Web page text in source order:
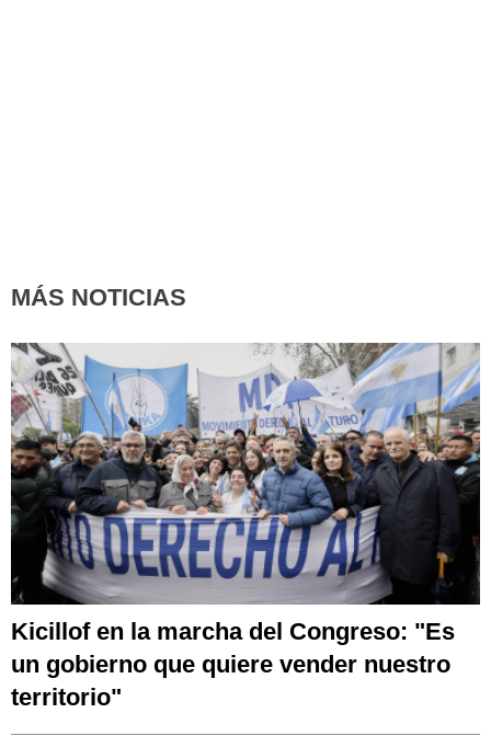
MÁS NOTICIAS
Kicillof en la marcha del Congreso: "Es
un gobierno que quiere vender nuestro
territorio"